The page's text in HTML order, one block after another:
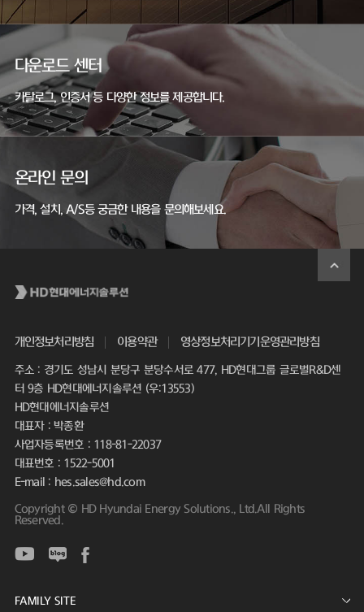
다운로드 센터
카탈로그, 인증서 등 다양한 정보를 제공합니다.
온라인 문의
가격, 설치, A/S등 궁금한 내용을 문의해보세요.
개인정보처리방침 이용약관 영상정보처리기기운영관리방침
주소 : 경기도 성남시 분당구 분당수서로 477, HD현대그룹 글로벌R&D센
터 9층 HD현대에너지솔루션 (우:13553)
HD현대에너지솔루션
대표자 : 박종환
사업자등록번호 : 118-81-22037
대표번호 : 1522-5001
E-mail : hes.sales@hd.com
Copyright © HD Hyundai Energy Solutions., Ltd.All Rights
Reserved.